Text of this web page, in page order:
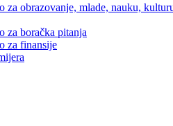
i izbjeglice
za urbanizam, prostorno uređenje i
za obrazovanje, mlade, nauku,
za boračka pitanja
za finansije